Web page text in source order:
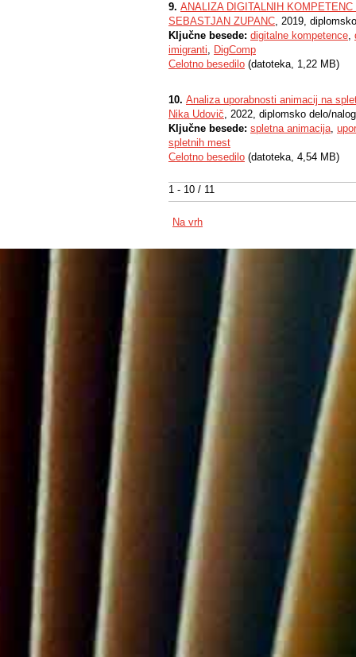
1 - 10 / 11
9. ANALIZA DIGITALNIH
SEBASTJAN ZUPANC, 2019,
Ključne besede: digitalne kompetence,
imigranti, DigComp
Celotno besedilo (datoteka, 1,22 MB)
10. Analiza uporabnosti animacij na
Nika Udovič, 2022, diplomsko delo/
Ključne besede: spletna animacija,
spletnih mest
Celotno besedilo (datoteka, 4,54 MB)
Na vrh